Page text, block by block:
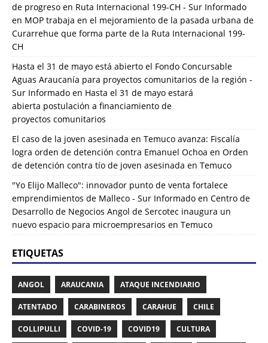
de progreso en Ruta Internacional 199-CH - Sur Informado
en MOP trabaja en el mejoramiento de la pasada urbana de
Curarrehue que forma parte de la Ruta Internacional 199-
CH
Hasta el 31 de mayo está abierto el Fondo Concursable
Aguas Araucanía para proyectos comunitarios de la región -
Sur Informado en Hasta el 31 de mayo estará
abierta postulación a financiamiento de
proyectos comunitarios
El caso de la joven asesinada en Temuco avanza: Fiscalía
logra orden de detención contra Emanuel Ochoa en Orden
de detención contra tío de joven asesinada en Temuco
"Yo Elijo Malleco": innovador punto de venta fortalece
emprendimientos de Malleco - Sur Informado en Centro de
Desarrollo de Negocios Angol de Sercotec inaugura un
nuevo espacio para microempresarios en Temuco
ETIQUETAS
ANGOL ARAUCANIA ATAQUE INCENDIARIO
ATENTADO CARABINEROS CARAHUE CHILE
COLLIPULLI COVID-19 COVID19 CULTURA